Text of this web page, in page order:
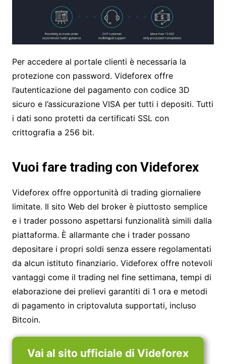
Per accedere al portale clienti è necessaria la
protezione con password. Videforex offre
l’autenticazione del pagamento con codice 3D
sicuro e l’assicurazione VISA per tutti i depositi. Tutti
i dati sono protetti da certificati SSL con
crittografia a 256 bit.
Vuoi fare trading con Videforex
Videforex offre opportunità di trading giornaliere
limitate. Il sito Web del broker è piuttosto semplice
e i trader possono aspettarsi funzionalità simili dalla
piattaforma. È allarmante che i trader possano
depositare i propri soldi senza essere regolamentati
da alcun istituto finanziario. Videforex offre notevoli
vantaggi come il trading nel fine settimana, tempi di
elaborazione dei prelievi garantiti di 1 ora e metodi
di pagamento in criptovaluta supportati, incluso
Bitcoin.
Vai al sito ufficiale di Videforex